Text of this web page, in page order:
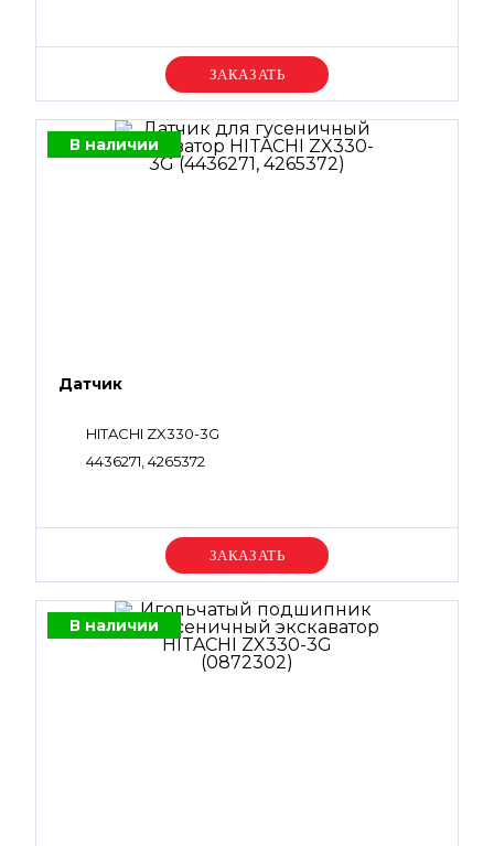
Уточняйте цену
В наличии
Датчик
HITACHI ZX330-3G
4436271, 4265372
Уточняйте цену
В наличии